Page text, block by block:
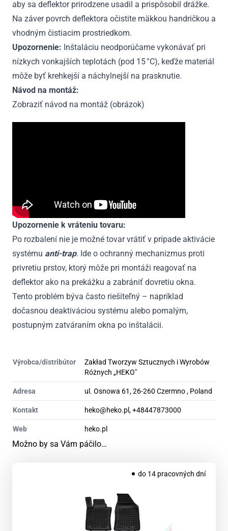
aby sa deflektor prirodzene usadil a prispôsobil drážke.
Na záver povrch deflektora očistite mäkkou handričkou a
vhodným čistiacim prostriedkom.
Upozornenie: Inštaláciu neodporúčame vykonávať pri
nízkych vonkajších teplotách (pod 15 °C), keďže materiál
môže byť krehkejší a náchylnejší na prasknutie.
Návod na montáž:
Zobraziť návod na montáž (obrázok)
Upozornenie k vráteniu tovaru:
Po rozbalení nie je možné tovar vrátiť v prípade aktivácie
systému anti-trap. Ide o ochranný mechanizmus proti
privretiu prstov, ktorý môže pri montáži reagovať na
deflektor ako na prekážku a zabrániť dovretiu okna.
Tento problém býva často riešiteľný – napríklad
dočasnou deaktiváciou systému alebo pomalým,
postupným zatváraním okna po inštalácii.
Výrobca/distribútor
Zakład Tworzyw Sztucznych i Wyrobów
Różnych „HEKO"
Adresa ul. Osnowa 61, 26-260 Czermno , Poland
Kontakt heko@heko.pl, +48447873000
Web heko.pl
Možno by sa Vám páčilo…
do 14 pracovných dní